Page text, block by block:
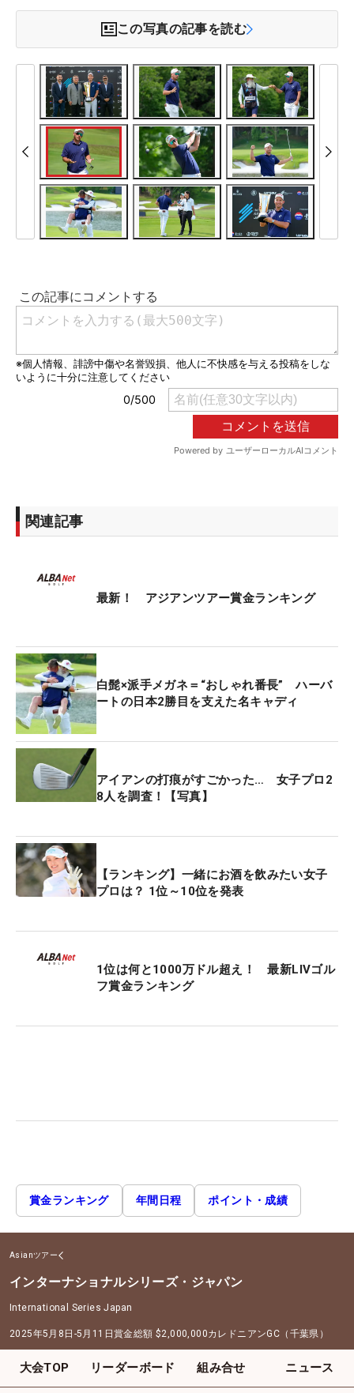
この写真の記事を読む
関連記事
最新！ アジアンツアー賞金ランキング
白髭×派手メガネ＝“おしゃれ番長” ハーバ
ートの日本2勝目を支えた名キャディ
アイアンの打痕がすごかった… 女子プロ2
8人を調査！【写真】
【ランキング】一緒にお酒を飲みたい女子
プロは？ 1位～10位を発表
1位は何と1000万ドル超え！ 最新LIVゴル
フ賞金ランキング
賞金ランキング 年間日程 ポイント・成績
Asianツアー
インターナショナルシリーズ・ジャパン
International Series Japan
2025年5月8日-5月11日賞金総額 $2,000,000カレドニアンGC（千葉県）
大会TOP リーダーボード 組み合せ ニュース